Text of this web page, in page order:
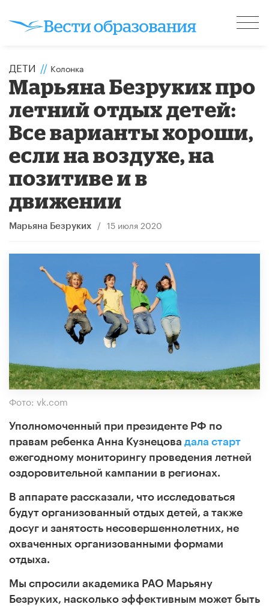
ДЕТИ // Колонка
Марьяна Безруких про
летний отдых детей:
Все варианты хороши,
если на воздухе, на
позитиве и в
движении
Марьяна Безруких / 15 июля 2020
Фото: vk.com
Уполномоченный при президенте РФ по
правам ребенка Анна Кузнецова дала старт
ежегодному мониторингу проведения летней
оздоровительной кампании в регионах.
В аппарате рассказали, что исследоваться
будут организованный отдых детей, а также
досуг и занятость несовершеннолетних, не
охваченных организованными формами
отдыха.
Мы спросили академика РАО Марьяну
Безруких, насколько эффективным может быть